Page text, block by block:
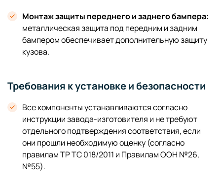
Монтаж защиты переднего и заднего бампера:
металлическая защита под передним и задним
бампером обеспечивает дополнительную защиту
кузова.
Требования к установке и безопасности
Все компоненты устанавливаются согласно
инструкции завода-изготовителя и не требуют
отдельного подтверждения соответствия, если
они прошли необходимую оценку (согласно
правилам ТР ТС 018/2011 и Правилам ООН №26,
№55).